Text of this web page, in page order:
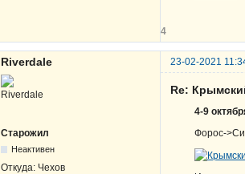
4
Riverdale 23-02-2021
Старожил
Неактивен
Откуда: Чехов
Re:
4-9
Форос-